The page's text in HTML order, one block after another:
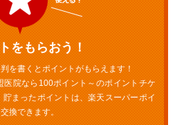
をもらおう！
を書くとポイントがもらえます！
医院なら100ポイント～のポイントチケ
まったポイントは、楽天スーパーポイ
換できます。